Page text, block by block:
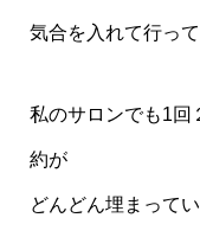
気合を入れて行っ
私のサロンでも1回
約が
どんどん埋まって